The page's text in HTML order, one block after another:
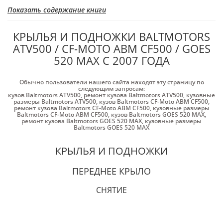
Показать содержание книги
КРЫЛЬЯ И ПОДНОЖКИ BALTMOTORS
ATV500 / CF-MOTO ABM CF500 / GOES
520 MAX С 2007 ГОДА
Обычно пользователи нашего сайта находят эту страницу по
следующим запросам:
кузов Baltmotors ATV500, ремонт кузова Baltmotors ATV500, кузовные
размеры Baltmotors ATV500, кузов Baltmotors CF-Moto ABM CF500,
ремонт кузова Baltmotors CF-Moto ABM CF500, кузовные размеры
Baltmotors CF-Moto ABM CF500, кузов Baltmotors GOES 520 MAX,
ремонт кузова Baltmotors GOES 520 MAX, кузовные размеры
Baltmotors GOES 520 MAX
КРЫЛЬЯ И ПОДНОЖКИ
ПЕРЕДНЕЕ КРЫЛО
СНЯТИЕ